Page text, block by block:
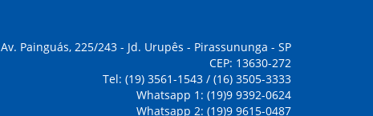
Av. Painguás, 225/243 - Jd. Urupês - Pirassununga - SP
CEP: 13630-272
Tel: (19) 3561-1543 / (16) 3505-3333
Whatsapp 1: (19)9 9392-0624
Whatsapp 2: (19)9 9615-0487